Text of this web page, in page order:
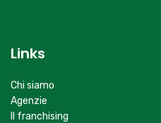
Links
Chi siamo
Agenzie
Il franchising